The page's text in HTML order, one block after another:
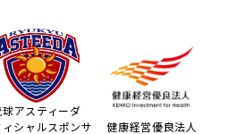
球アスティーダ
シャルスポンサ
健康経営優良法人